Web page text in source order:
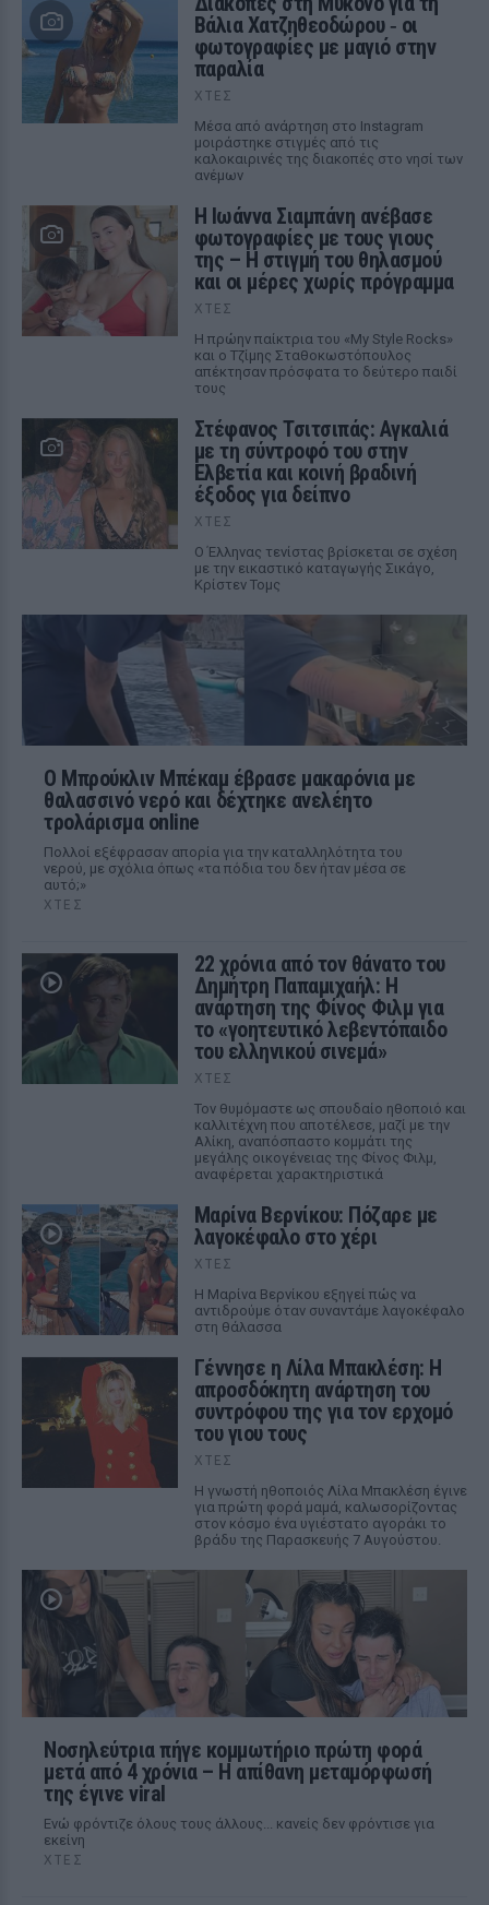
Βάλια Χατζηθεοδώρου ‑ οι
φωτογραφίες με μαγιό στην
παραλία
ΧΤΕΣ
Μέσα από ανάρτηση στο Instagram
μοιράστηκε στιγμές από τις
καλοκαιρινές της διακοπές στο νησί των
ανέμων
H Ιωάννα Σιαμπάνη ανέβασε
φωτογραφίες με τους γιους
της – Η στιγμή του θηλασμού
και οι μέρες χωρίς πρόγραμμα
ΧΤΕΣ
Η πρώην παίκτρια του «My Style Rocks»
και ο Τζίμης Σταθοκωστόπουλος
απέκτησαν πρόσφατα το δεύτερο παιδί
τους
Στέφανος Τσιτσιπάς: Αγκαλιά
με τη σύντροφό του στην
Ελβετία και κοινή βραδινή
έξοδος για δείπνο
ΧΤΕΣ
Ο Έλληνας τενίστας βρίσκεται σε σχέση
με την εικαστικό καταγωγής Σικάγο,
Κρίστεν Τομς
Ο Μπρούκλιν Μπέκαμ έβρασε μακαρόνια με
θαλασσινό νερό και δέχτηκε ανελέητο
τρολάρισμα online
Πολλοί εξέφρασαν απορία για την καταλληλότητα του
νερού, με σχόλια όπως «τα πόδια του δεν ήταν μέσα σε
αυτό;»
ΧΤΕΣ
22 χρόνια από τον θάνατο του
Δημήτρη Παπαμιχαήλ: Η
ανάρτηση της Φίνος Φιλμ για
το «γοητευτικό λεβεντόπαιδο
του ελληνικού σινεμά»
ΧΤΕΣ
Τον θυμόμαστε ως σπουδαίο ηθοποιό και
καλλιτέχνη που αποτέλεσε, μαζί με την
Αλίκη, αναπόσπαστο κομμάτι της
μεγάλης οικογένειας της Φίνος Φιλμ,
αναφέρεται χαρακτηριστικά
Μαρίνα Βερνίκου: Πόζαρε με
λαγοκέφαλο στο χέρι
ΧΤΕΣ
Η Μαρίνα Βερνίκου εξηγεί πώς να
αντιδρούμε όταν συναντάμε λαγοκέφαλο
στη θάλασσα
Γέννησε η Λίλα Μπακλέση: Η
απροσδόκητη ανάρτηση του
συντρόφου της για τον ερχομό
του γιου τους
ΧΤΕΣ
Η γνωστή ηθοποιός Λίλα Μπακλέση έγινε
για πρώτη φορά μαμά, καλωσορίζοντας
στον κόσμο ένα υγιέστατο αγοράκι το
βράδυ της Παρασκευής 7 Αυγούστου.
Νοσηλεύτρια πήγε κομμωτήριο πρώτη φορά
μετά από 4 χρόνια – Η απίθανη μεταμόρφωσή
της έγινε viral
Ενώ φρόντιζε όλους τους άλλους... κανείς δεν φρόντισε για
εκείνη
ΧΤΕΣ